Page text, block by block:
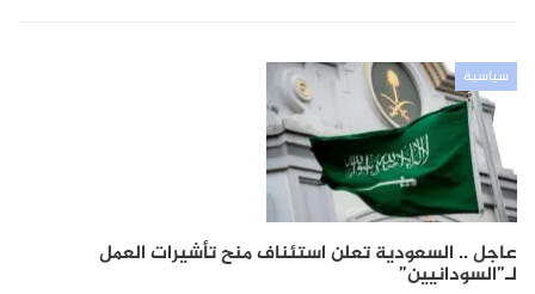
سياسية
عاجل .. السعودية تعلن استئناف منح تأشيرات العمل
لـ”السودانيين”